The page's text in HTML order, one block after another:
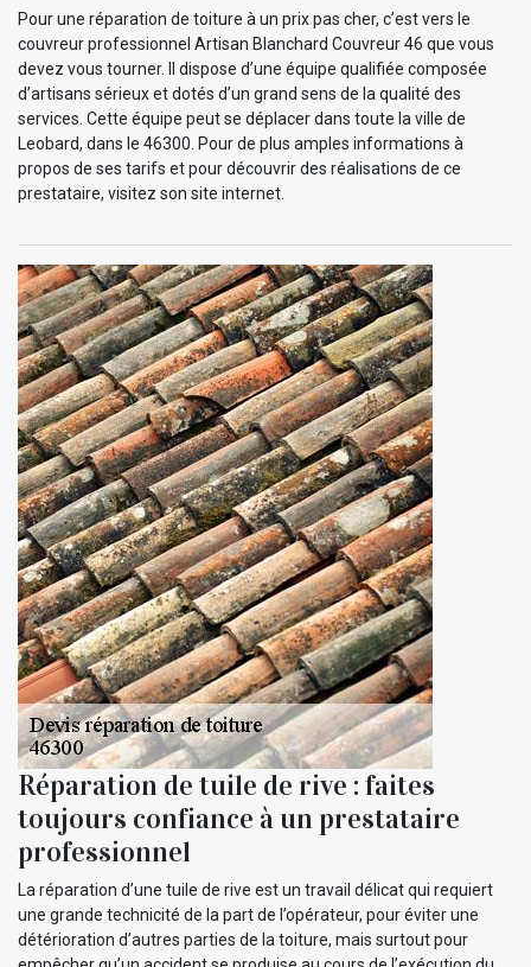
Pour une réparation de toiture à un prix pas cher, c’est vers le
couvreur professionnel Artisan Blanchard Couvreur 46 que vous
devez vous tourner. Il dispose d’une équipe qualifiée composée
d’artisans sérieux et dotés d’un grand sens de la qualité des
services. Cette équipe peut se déplacer dans toute la ville de
Leobard, dans le 46300. Pour de plus amples informations à
propos de ses tarifs et pour découvrir des réalisations de ce
prestataire, visitez son site internet.
Réparation de tuile de rive : faites
toujours confiance à un prestataire
professionnel
La réparation d’une tuile de rive est un travail délicat qui requiert
une grande technicité de la part de l’opérateur, pour éviter une
détérioration d’autres parties de la toiture, mais surtout pour